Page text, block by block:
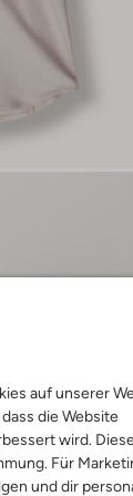
auf unserer
die Website
wird.
Für
und dir